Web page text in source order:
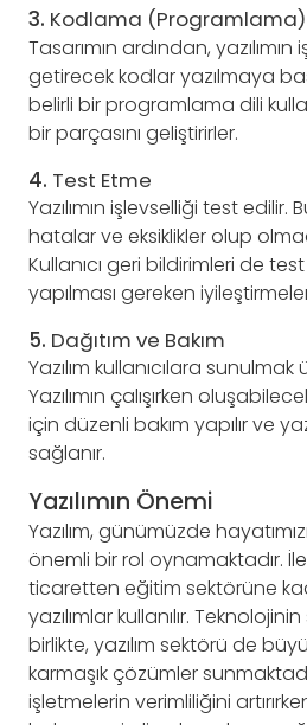
3. Kodlama (Programlama)
Tasarımın ardından,
getirecek kodlar yazılmaya
belirli bir programlama dili
bir parçasını geliştirirler.
4. Test Etme
Yazılımın işlevselliği test edilir.
hatalar ve eksiklikler olup
Kullanıcı geri bildirimleri de
yapılması gereken
5. Dağıtım ve Bakım
Yazılım kullanıcılara sunulmak
Yazılımın çalışırken
için düzenli bakım yapılır ve
sağlanır.
Yazılımın Önemi
Yazılım, günümüzde
önemli bir rol oynamaktadır.
ticaretten eğitim sektörüne
yazılımlar kullanılır.
birlikte, yazılım sektörü de
karmaşık çözümler
işletmelerin verimliliğini